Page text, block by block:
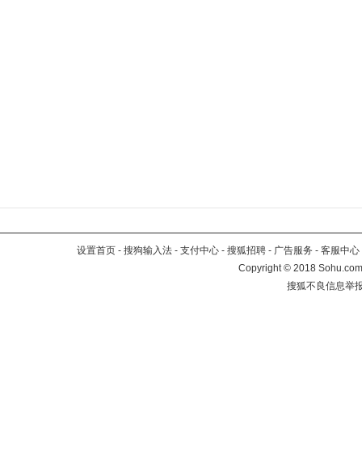
设置首页 - 搜狗输入法 - 支付中心 - 搜狐招聘 - 广告服务 - 客服中心
Copyright©2018
搜狐不良信息举